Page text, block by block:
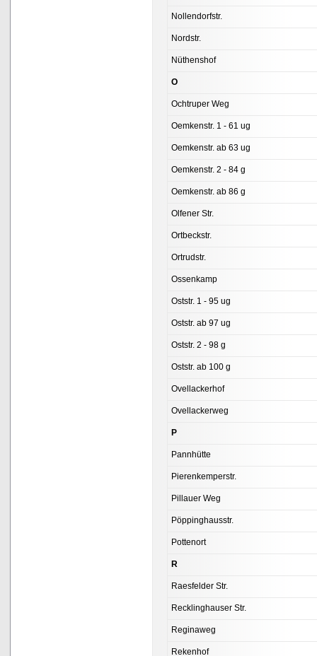
Nollendorfstr.
Nordstr.
Nüthenshof
O
Ochtruper Weg
Oemkenstr. 1 - 61 ug
Oemkenstr. ab 63 ug
Oemkenstr. 2 - 84 g
Oemkenstr. ab 86 g
Olfener Str.
Ortbeckstr.
Ortrudstr.
Ossenkamp
Oststr. 1 - 95 ug
Oststr. ab 97 ug
Oststr. 2 - 98 g
Oststr. ab 100 g
Ovellackerhof
Ovellackerweg
P
Pannhütte
Pierenkemperstr.
Pillauer Weg
Pöppinghausstr.
Pottenort
R
Raesfelder Str.
Recklinghauser Str.
Reginaweg
Rekenhof